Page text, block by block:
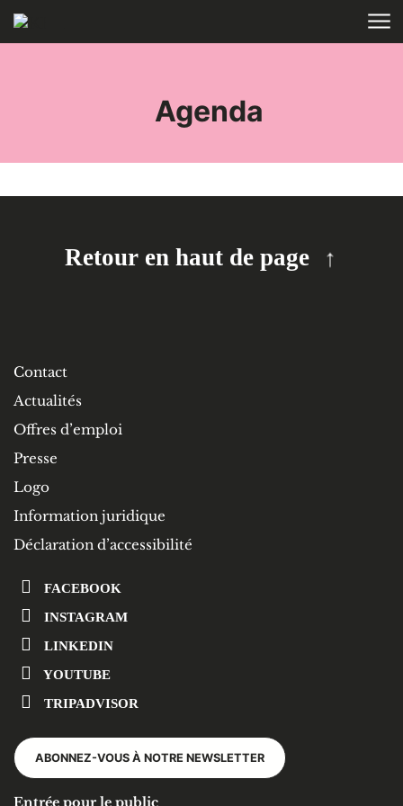
Aller au contenu
Agenda
Retour en haut de page
Contact
Actualités
Offres d’emploi
Presse
Logo
Information juridique
Déclaration d’accessibilité
FACEBOOK
INSTAGRAM
LINKEDIN
YOUTUBE
TRIPADVISOR
ABONNEZ-VOUS À NOTRE NEWSLETTER
Entrée pour le public